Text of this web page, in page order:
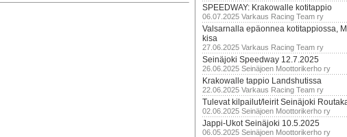
SPEEDWAY: Krakowalle kotitappio
06.07.2025 Varkaus Racing Team ry
Valsarnalla epäonnea kotitappiossa,
kisa
27.06.2025 Varkaus Racing Team ry
Seinäjoki Speedway 12.7.2025
26.06.2025 Seinäjoen Moottorikerho ry
Krakowalle tappio Landshutissa
22.06.2025 Varkaus Racing Team ry
Tulevat kilpailut/leirit Seinäjoki
02.06.2025 Seinäjoen Moottorikerho ry
Jappi-Ukot Seinäjoki 10.5.2025
06.05.2025 Seinäjoen Moottorikerho ry